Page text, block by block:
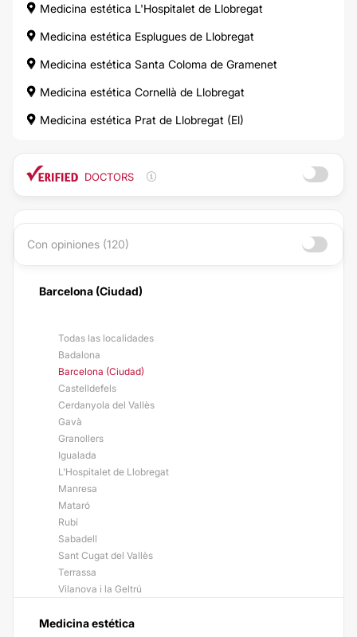
Medicina estética L'Hospitalet de Llobregat
Medicina estética Esplugues de Llobregat
Medicina estética Santa Coloma de Gramenet
Medicina estética Cornellà de Llobregat
Medicina estética Prat de Llobregat (El)
DOCTORS
Con opiniones (120)
Barcelona (Ciudad)
Todas las localidades
Badalona
Barcelona (Ciudad)
Castelldefels
Cerdanyola del Vallès
Gavà
Granollers
Igualada
L'Hospitalet de Llobregat
Manresa
Mataró
Rubí
Sabadell
Sant Cugat del Vallès
Terrassa
Vilanova i la Geltrú
Medicina estética